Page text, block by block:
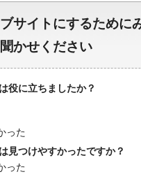
サイトにするために
かせください
役に立ちましたか？
った
見つけやすかったですか？
った